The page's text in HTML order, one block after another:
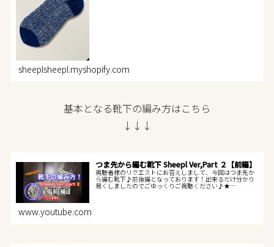
sheeplsheepl.myshopify.com
基本となる靴下の編み方はこちら
↓↓↓
つま先から編む靴下 Sheepl Ver,Part ２【前編】
視聴者様のリクエストにお答えしまして、今回はつま先か
ら編む靴下♪前後編となっております！出来るだけ分かり
易くしましたのでごゆっくりご視聴ください♪★
Instagram
www.youtube.com